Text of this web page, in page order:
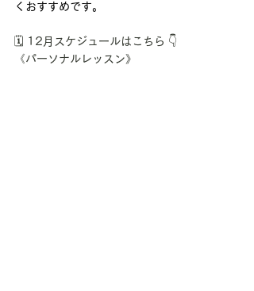
くおすすめです。
🗓️ 12月スケジュールはこちら 👇
《パーソナルレッスン》